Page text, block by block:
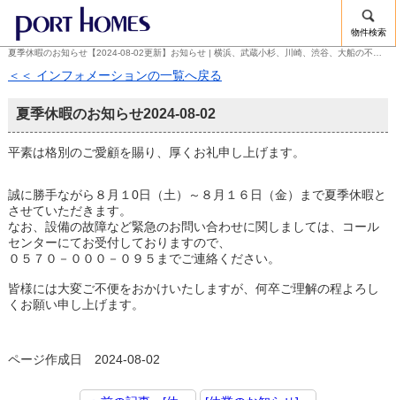
物件検索
＜＜ インフォメーションの一覧へ戻る
夏季休暇のお知らせ2024-08-02
平素は格別のご愛顧を賜り、厚くお礼申し上げます。
誠に勝手ながら８月１0日（土）～８月１６日（金）まで夏季休暇と
させていただきます。
なお、設備の故障など緊急のお問い合わせに関しましては、コール
センターにてお受付しておりますので、
０５７０－０００－０９５までご連絡ください。
皆様には大変ご不便をおかけいたしますが、何卒ご理解の程よろし
くお願い申し上げます。
ページ作成日 2024-08-02